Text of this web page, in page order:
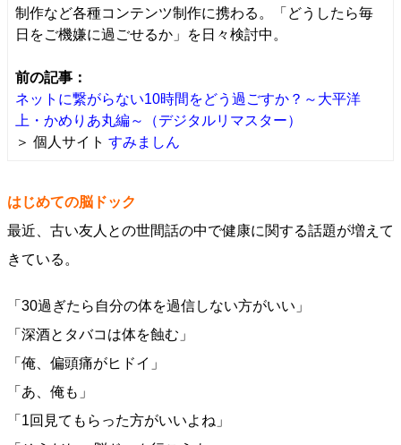
制作など各種コンテンツ制作に携わる。「どうしたら毎
日をご機嫌に過ごせるか」を日々検討中。
前の記事：
ネットに繋がらない10時間をどう過ごすか？～大平洋
上・かめりあ丸編～（デジタルリマスター）
＞ 個人サイト すみましん
はじめての脳ドック
最近、古い友人との世間話の中で健康に関する話題が増えて
きている。
「30過ぎたら自分の体を過信しない方がいい」
「深酒とタバコは体を蝕む」
「俺、偏頭痛がヒドイ」
「あ、俺も」
「1回見てもらった方がいいよね」